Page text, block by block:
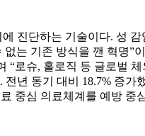
진단하는 기술이다. 성
는 기존 방식을 깬 혁명”
로슈, 홀로직 등 글로벌
년 동기 대비 18.7% 증
중심 의료체계를 예방